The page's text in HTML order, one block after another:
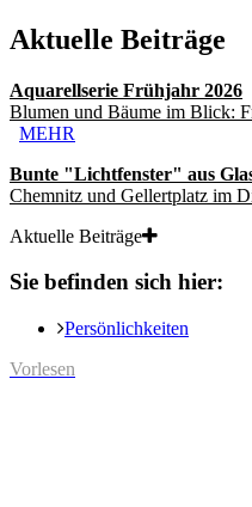
Aktuelle Beiträge
Aquarellserie Frühjahr 2026
Blumen und Bäume im Blick:
MEHR
Bunte "Lichtfenster" aus
Chemnitz und Gellertplatz im
Aktuelle Beiträge
Sie befinden sich hier:
Persönlichkeiten
Vorlesen